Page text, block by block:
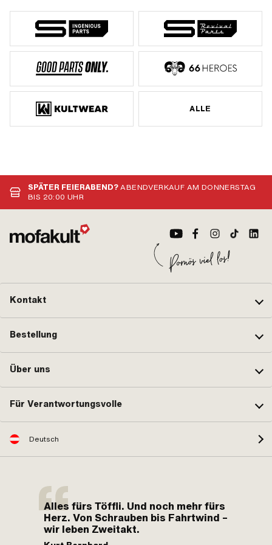
ALLE
SPÄTER FEIERABEND?ABENDVERKAUF AM DONNERSTAG
BIS 20:00 UHR
Kontakt
Bestellung
Über uns
Für Verantwortungsvolle
Deutsch
Alles fürs Töffli. Und noch mehr fürs
Herz. Von Schrauben bis Fahrtwind –
wir leben Zweitakt.